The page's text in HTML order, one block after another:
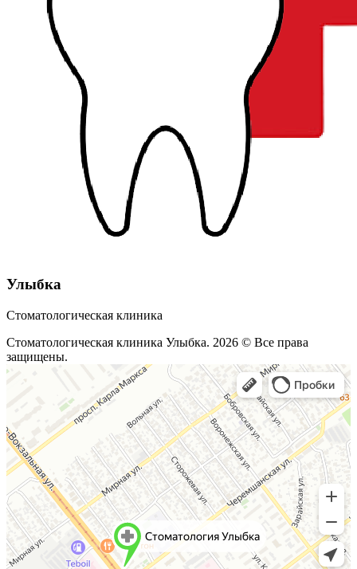
Улыбка
Стоматологическая клиника
Стоматологическая клиника Улыбка. 2026 © Все права
защищены.